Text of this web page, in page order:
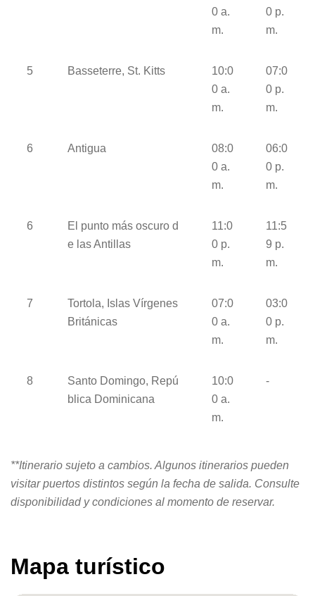
0 a.
m.
0 p.
m.
5 Basseterre, St. Kitts
10:0
0 a.
m.
07:0
0 p.
m.
6 Antigua
08:0
0 a.
m.
06:0
0 p.
m.
6
El punto más oscuro d
e las Antillas
11:0
0 p.
m.
11:5
9 p.
m.
7
Tortola, Islas Vírgenes
Británicas
07:0
0 a.
m.
03:0
0 p.
m.
8
Santo Domingo, Repú
blica Dominicana
10:0
0 a.
m.
-
**Itinerario sujeto a cambios. Algunos itinerarios pueden
visitar puertos distintos según la fecha de salida. Consulte
disponibilidad y condiciones al momento de reservar.
Mapa turístico